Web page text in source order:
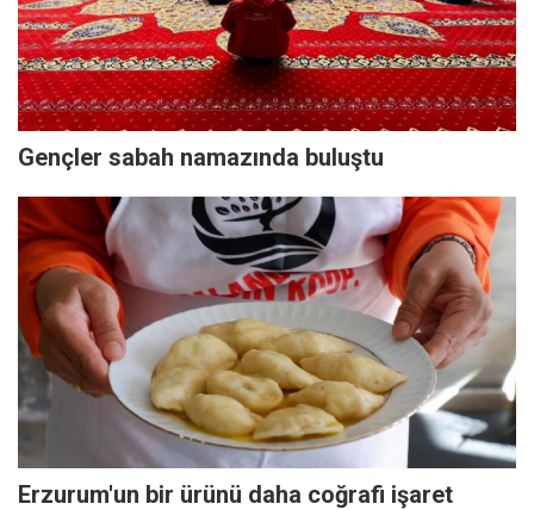
Gençler sabah namazında buluştu
Erzurum'un bir ürünü daha coğrafi işaret